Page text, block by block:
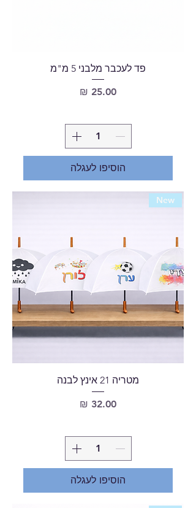
פד לעכבר מלבני 5 מ"מ
מחיר
הוסיפו לעגלה
New
מטריה 21 אינץ לבנה
מחיר
הוסיפו לעגלה